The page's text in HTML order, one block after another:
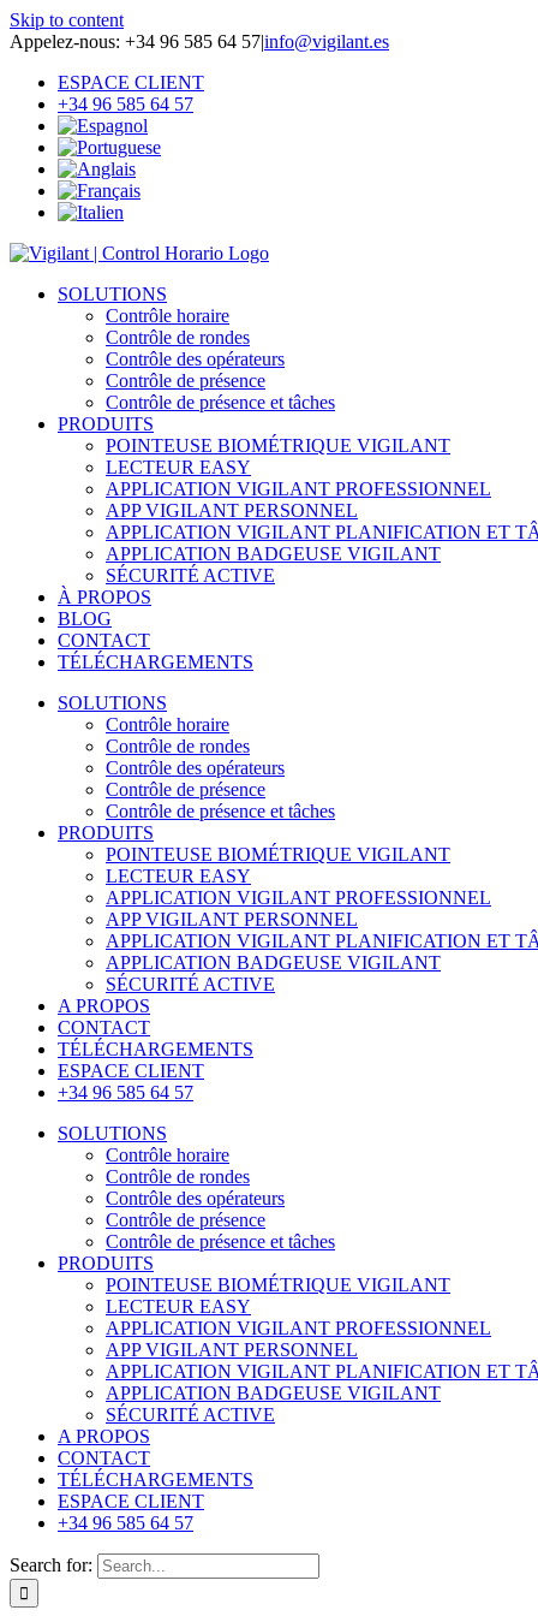
Skip to content
Appelez-nous: +34 96 585 64 57|info@vigilant.es
ESPACE CLIENT
+34 96 585 64 57
SOLUTIONS
Contrôle horaire
Contrôle de rondes
Contrôle des opérateurs
Contrôle de présence
Contrôle de présence et tâches
PRODUITS
POINTEUSE BIOMÉTRIQUE VIGILANT
LECTEUR EASY
APPLICATION VIGILANT PROFESSIONNEL
APP VIGILANT PERSONNEL
APPLICATION VIGILANT PLANIFICATION ET
APPLICATION BADGEUSE VIGILANT
SÉCURITÉ ACTIVE
À PROPOS
BLOG
CONTACT
TÉLÉCHARGEMENTS
SOLUTIONS
Contrôle horaire
Contrôle de rondes
Contrôle des opérateurs
Contrôle de présence
Contrôle de présence et tâches
PRODUITS
POINTEUSE BIOMÉTRIQUE VIGILANT
LECTEUR EASY
APPLICATION VIGILANT PROFESSIONNEL
APP VIGILANT PERSONNEL
APPLICATION VIGILANT PLANIFICATION ET
APPLICATION BADGEUSE VIGILANT
SÉCURITÉ ACTIVE
A PROPOS
CONTACT
TÉLÉCHARGEMENTS
ESPACE CLIENT
+34 96 585 64 57
SOLUTIONS
Contrôle horaire
Contrôle de rondes
Contrôle des opérateurs
Contrôle de présence
Contrôle de présence et tâches
PRODUITS
POINTEUSE BIOMÉTRIQUE VIGILANT
LECTEUR EASY
APPLICATION VIGILANT PROFESSIONNEL
APP VIGILANT PERSONNEL
APPLICATION VIGILANT PLANIFICATION ET
APPLICATION BADGEUSE VIGILANT
SÉCURITÉ ACTIVE
A PROPOS
CONTACT
TÉLÉCHARGEMENTS
ESPACE CLIENT
+34 96 585 64 57
Search for: